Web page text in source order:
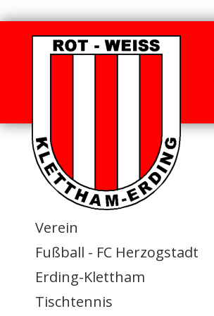
Verein
Fußball - FC Herzogstadt
Erding-Klettham
Tischtennis